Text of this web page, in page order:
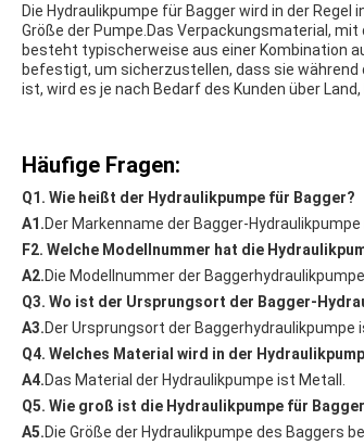
Die Hydraulikpumpe für Bagger wird in der
Größe der Pumpe.Das Verpackungsmaterial,
besteht typischerweise aus einer Kombination
befestigt, um sicherzustellen, dass sie
ist, wird es je nach Bedarf des Kunden über
Häufige Fragen:
Q1. Wie heißt der Hydraulikpumpe für Bagger?
A1.Der Markenname der Bagger-Hydraulikpumpe
F2. Welche Modellnummer hat die
A2.Die Modellnummer der Baggerhydraulikpumpe
Q3. Wo ist der Ursprungsort der Bagger-
A3.Der Ursprungsort der Baggerhydraulikpumpe
Q4. Welches Material wird in der
A4.Das Material der Hydraulikpumpe ist Metall.
Q5. Wie groß ist die Hydraulikpumpe für
A5.Die Größe der Hydraulikpumpe des Baggers